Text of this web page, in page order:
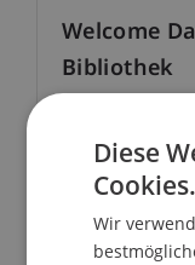
Welcome
Bibliothek
Diese
Cookies.
Wir